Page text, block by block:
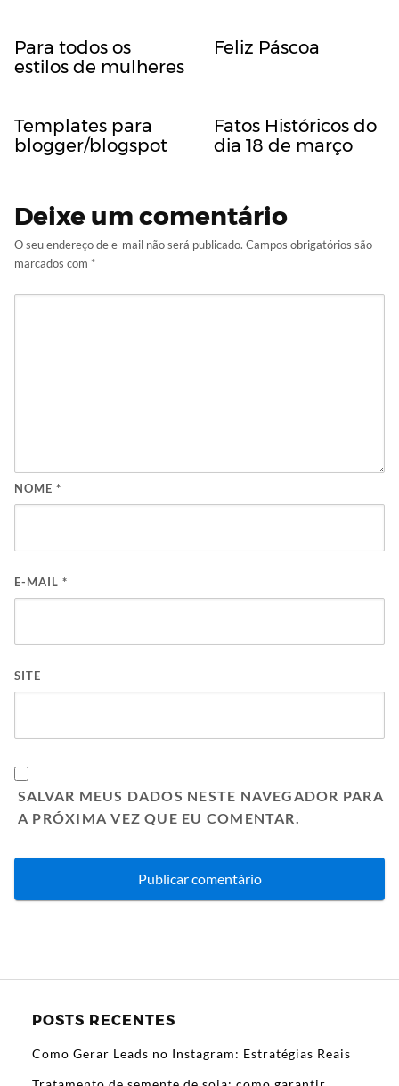
Para todos os
estilos de mulheres
Feliz Páscoa
Templates para
blogger/blogspot
Fatos Históricos do
dia 18 de março
Deixe um comentário
O seu endereço de e-mail não será publicado. Campos obrigatórios são
marcados com *
NOME *
E-MAIL *
SITE
SALVAR MEUS DADOS NESTE NAVEGADOR PARA
A PRÓXIMA VEZ QUE EU COMENTAR.
POSTS RECENTES
Como Gerar Leads no Instagram: Estratégias Reais